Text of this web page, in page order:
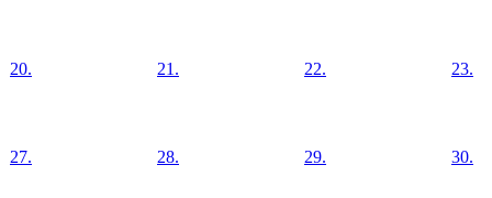
20. 21. 22. 23.
27. 28. 29. 30.